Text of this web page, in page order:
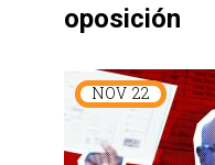
oposición
NOV 22